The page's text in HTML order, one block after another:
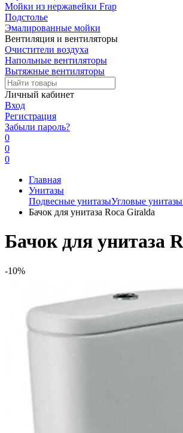
Мойки из нержавейки Frap
Подстолье
Эмалированные мойки
Вентиляция и вентиляторы
Очистители воздуха
Напольные вентиляторы
Вытяжные вентиляторы
Личный кабинет
Вход
Регистрация
Забыли пароль?
0
0
0
Главная
Унитазы
Подвесные унитазыУгловые унитазы
Бачок для унитаза Roca Giralda
Бачок для унитаза
-10%